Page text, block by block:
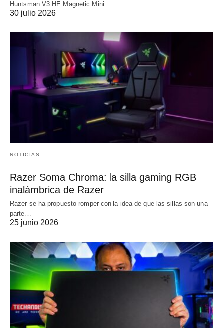
Huntsman V3 HE Magnetic Mini…
30 julio 2026
NOTICIAS
Razer Soma Chroma: la silla gaming RGB
inalámbrica de Razer
Razer se ha propuesto romper con la idea de que las sillas son una
parte…
25 junio 2026